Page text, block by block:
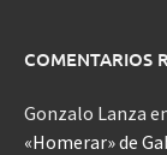
COMENTARIOS
Gonzalo Lanza
«Homerar» de